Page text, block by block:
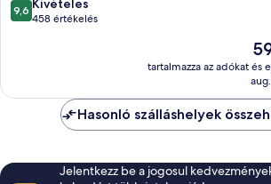
ennyiből:
9,6 Kivételes
458 értékelés
Az
ár
59
tartalmazza az adókat és
Hasonló szálláshelyek
Jelentkezz be a jogosul